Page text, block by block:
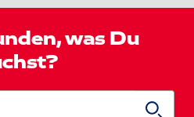
was Du